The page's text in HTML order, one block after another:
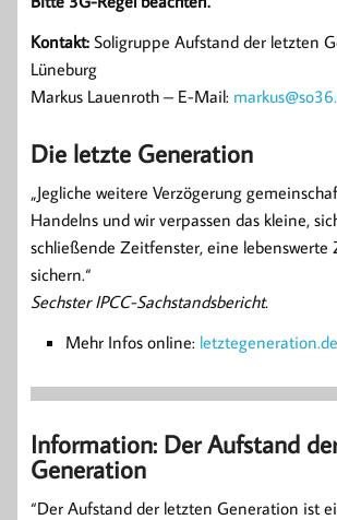
Kontakt: Soligruppe Aufstand der letzten
Lüneburg
Markus Lauenroth – E-Mail:
Die letzte Generation
„Jegliche weitere Verzögerung
Handelns und wir verpassen das kleine,
schließende Zeitfenster, eine lebenswerte
sichern.“
Sechster IPCC-Sachstandsbericht.
Mehr Infos online: letztegeneration.de
Information: Der Aufstand
Generation
“Der Aufstand der letzten Generation ist